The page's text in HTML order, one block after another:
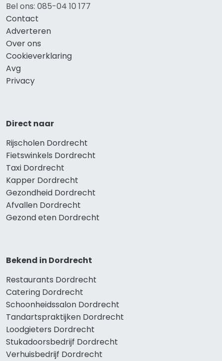
Bel ons: 085-04 10 177
Contact
Adverteren
Over ons
Cookieverklaring
Avg
Privacy
Direct naar
Rijscholen Dordrecht
Fietswinkels Dordrecht
Taxi Dordrecht
Kapper Dordrecht
Gezondheid Dordrecht
Afvallen Dordrecht
Gezond eten Dordrecht
Bekend in Dordrecht
Restaurants Dordrecht
Catering Dordrecht
Schoonheidssalon Dordrecht
Tandartspraktijken Dordrecht
Loodgieters Dordrecht
Stukadoorsbedrijf Dordrecht
Verhuisbedrijf Dordrecht